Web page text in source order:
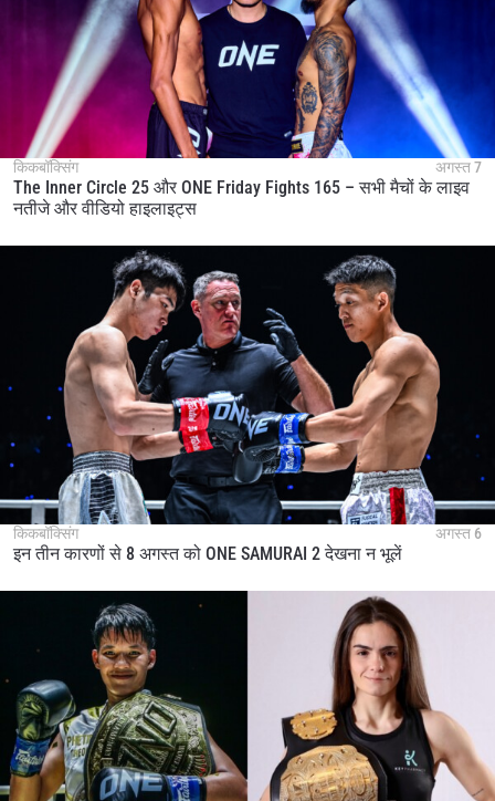
किकबॉक्सिंग अगस्त 7
The Inner Circle 25 और ONE Friday Fights 165 – सभी मैचों के लाइव
नतीजे और वीडियो हाइलाइट्स
किकबॉक्सिंग अगस्त 6
इन तीन कारणों से 8 अगस्त को ONE SAMURAI 2 देखना न भूलें